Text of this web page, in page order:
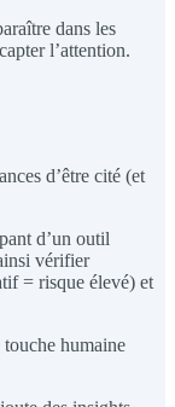
dans les
l’attention.
d’être cité (et
d’un outil
vérifier
= risque élevé) et
humaine